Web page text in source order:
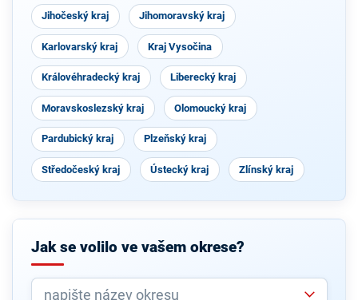
Jihočeský kraj Jihomoravský kraj
Karlovarský kraj Kraj Vysočina
Královéhradecký kraj Liberecký kraj
Moravskoslezský kraj Olomoucký kraj
Pardubický kraj Plzeňský kraj
Středočeský kraj Ústecký kraj Zlínský kraj
Jak se volilo ve vašem okrese?